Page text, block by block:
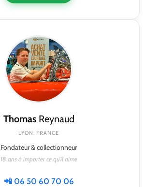
ThomasReynaud
LYON, FRANCE
Fondateur & collectionneur
18 ans à importer ce qu'il aime
📲 06 50 60 70 06